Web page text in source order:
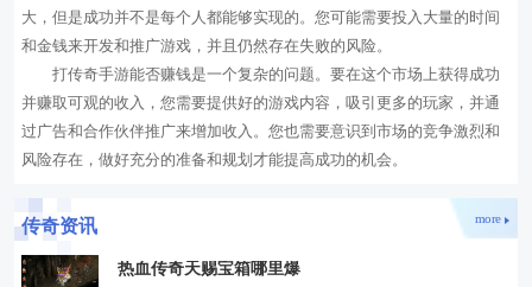
大，但是成功并不是每个人都能够实现的。您可能需要投入大量的时间
和金钱来开发和推广游戏，并且仍然存在失败的风险。
打传奇手游能否赚钱是一个复杂的问题。要在这个市场上获得成功
并赚取可观的收入，您需要提供好的游戏内容，吸引更多的玩家，并通
过广告和合作伙伴推广来增加收入。您也需要意识到市场的竞争激烈和
风险存在，做好充分的准备和规划才能提高成功的机会。
传奇资讯 more
热血传奇天赐宝箱哪里爆